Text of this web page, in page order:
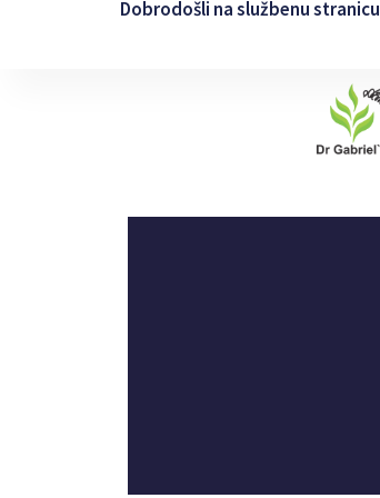
Dobrodošli na službenu stranicu